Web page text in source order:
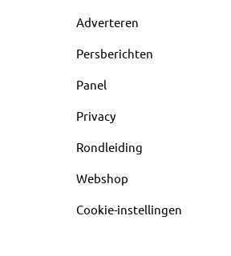
Adverteren
Persberichten
Panel
Privacy
Rondleiding
Webshop
Cookie-instellingen